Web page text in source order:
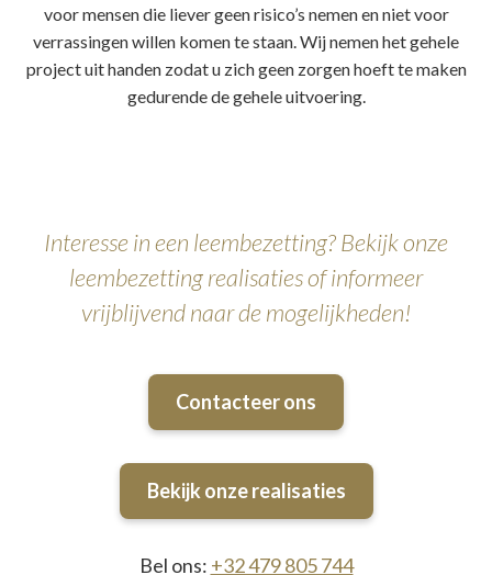
voor mensen die liever geen risico’s nemen en niet voor
verrassingen willen komen te staan. Wij nemen het gehele
project uit handen zodat u zich geen zorgen hoeft te maken
gedurende de gehele uitvoering.
Interesse in een leembezetting? Bekijk onze
leembezetting realisaties of informeer
vrijblijvend naar de mogelijkheden!
Contacteer ons
Bekijk onze realisaties
Bel ons: +32 479 805 744